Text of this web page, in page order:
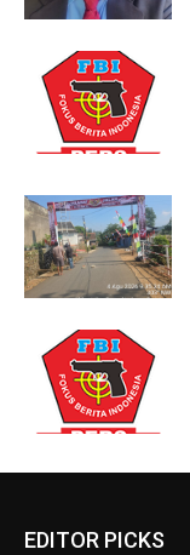
EDITOR PICKS